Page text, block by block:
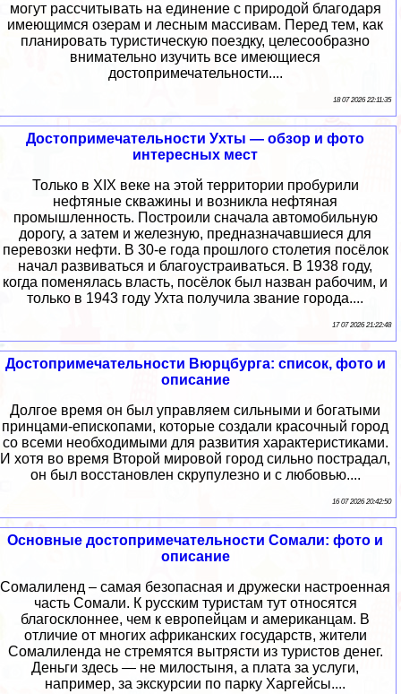
могут рассчитывать на единение с природой благодаря
имеющимся озерам и лесным массивам. Перед тем, как
планировать туристическую поездку, целесообразно
внимательно изучить все имеющиеся
достопримечательности....
18 07 2026 22:11:35
Достопримечательности Ухты — обзор и фото
интересных мест
Только в XIX веке на этой территории пробурили
нефтяные скважины и возникла нефтяная
промышленность. Построили сначала автомобильную
дорогу, а затем и железную, предназначавшиеся для
перевозки нефти. В 30-е года прошлого столетия посёлок
начал развиваться и благоустраиваться. В 1938 году,
когда поменялась власть, посёлок был назван рабочим, и
только в 1943 году Ухта получила звание города....
17 07 2026 21:22:48
Достопримечательности Вюрцбурга: список, фото и
описание
Долгое время он был управляем сильными и богатыми
принцами-епископами, которые создали красочный город
со всеми необходимыми для развития характеристиками.
И хотя во время Второй мировой город сильно пострадал,
он был восстановлен скрупулезно и с любовью....
16 07 2026 20:42:50
Основные достопримечательности Сомали: фото и
описание
Сомалиленд – самая безопасная и дружески настроенная
часть Сомали. К русским туристам тут относятся
благосклоннее, чем к европейцам и американцам. В
отличие от многих африканских государств, жители
Сомалиленда не стремятся вытрясти из туристов денег.
Деньги здесь — не милостыня, а плата за услуги,
например, за экскурсии по парку Харгейсы....